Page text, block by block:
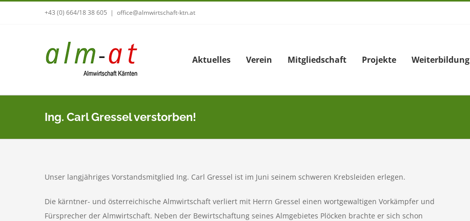
+43 (0) 664/18 38 605 | office@almwirtschaft-ktn.at
Aktuelles Verein Mitgliedschaft Projekte Weiterbildung
Ing. Carl Gressel verstorben!
Unser langjähriges Vorstandsmitglied Ing. Carl Gressel ist im Juni seinem schweren Krebsleiden erlegen.
Die kärntner- und österreichische Almwirtschaft verliert mit Herrn Gressel einen wortgewaltigen Vorkämpfer und
Fürsprecher der Almwirtschaft. Neben der Bewirtschaftung seines Almgebietes Plöcken brachte er sich schon